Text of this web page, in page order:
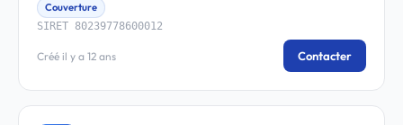
Couverture
SIRET 80239778600012
Créé il y a 12 ans Contacter